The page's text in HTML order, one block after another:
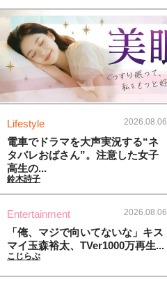
Lifestyle 2026.08.06
電車でドラマを大声実況する“ネ
タバレおばさん”。注意した女子
高生の...
鈴木詩子
Entertainment 2026.08.06
「俺、マジで向いてないな」キス
マイ玉森裕太、TVer1000万再生...
こじらぶ